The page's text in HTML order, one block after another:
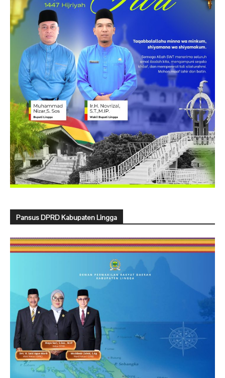
Pansus DPRD Kabupaten Lingga